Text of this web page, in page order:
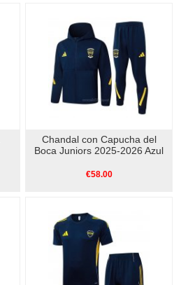
Chandal con Capucha del
Boca Juniors 2025-2026 Azul
€58.00